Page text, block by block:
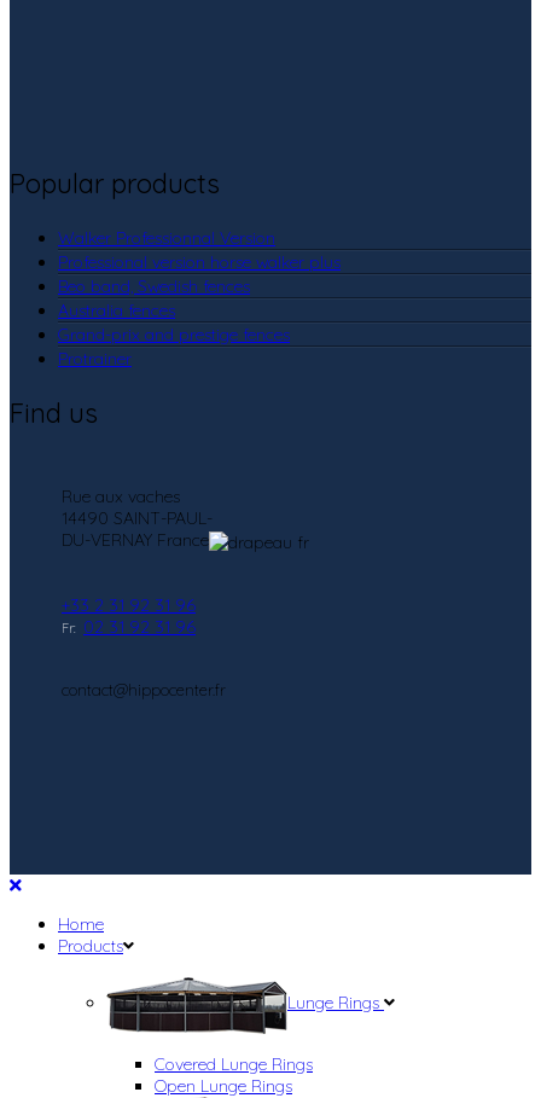
Popular products
Walker Professionnal Version
Professional version horse walker plus
Beo band, Swedish fences
Australia fences
Grand-prix and prestige fences
Protrainer
Find us
Rue aux vaches
14490 SAINT-PAUL-
DU-VERNAY France
+33 2 31 92 31 96
Fr: 02 31 92 31 96
contact@hippocenter.fr
Home
Products
Lunge Rings
Covered Lunge Rings
Open Lunge Rings